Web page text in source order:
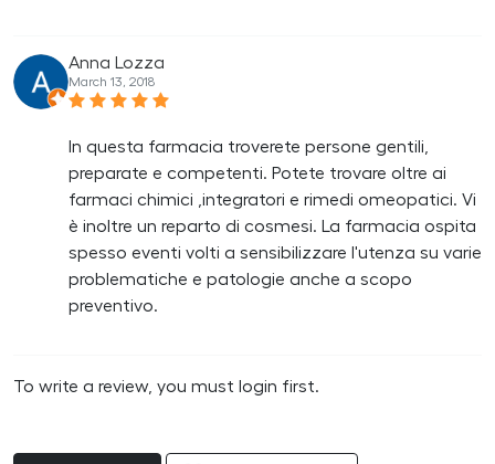
Anna Lozza
March 13, 2018
In questa farmacia troverete persone gentili,
preparate e competenti. Potete trovare oltre ai
farmaci chimici ,integratori e rimedi omeopatici. Vi
è inoltre un reparto di cosmesi. La farmacia ospita
spesso eventi volti a sensibilizzare l'utenza su varie
problematiche e patologie anche a scopo
preventivo.
To write a review, you must login first.